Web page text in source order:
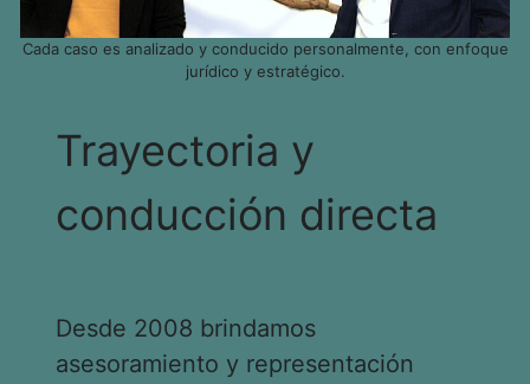
Cada caso es analizado y conducido personalmente, con enfoque
jurídico y estratégico.
Trayectoria y
conducción directa
Desde 2008 brindamos
asesoramiento y representación